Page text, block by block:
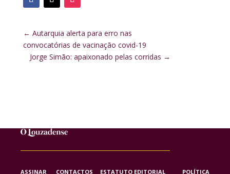
← Autarquia alerta para erro nas
convocatórias de vacinação covid-19
Jorge Simão: apaixonado pelas corridas →
ASSINAR CONTACTOS ESTATUTO EDITORIAL POLÍTICA